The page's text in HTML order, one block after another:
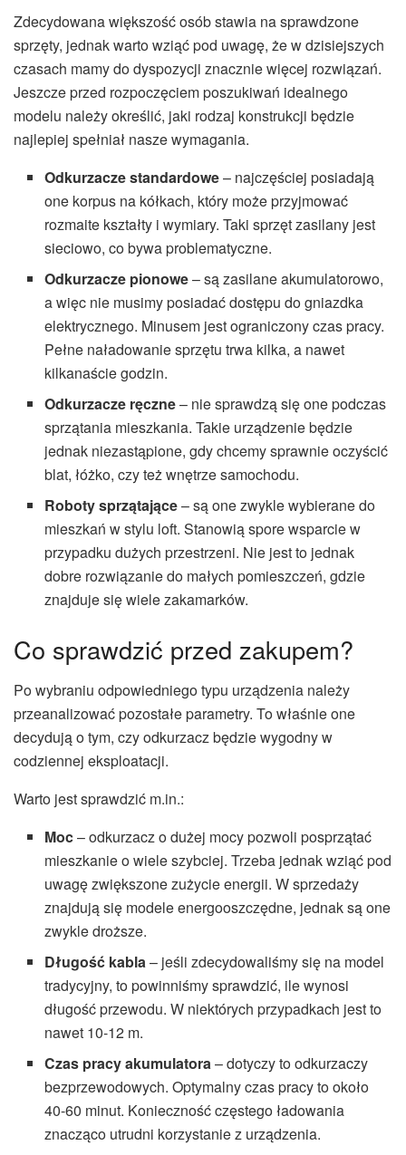
Zdecydowana większość osób stawia na sprawdzone
sprzęty, jednak warto wziąć pod uwagę, że w dzisiejszych
czasach mamy do dyspozycji znacznie więcej rozwiązań.
Jeszcze przed rozpoczęciem poszukiwań idealnego
modelu należy określić, jaki rodzaj konstrukcji będzie
najlepiej spełniał nasze wymagania.
Odkurzacze standardowe– najczęściej posiadają
one korpus na kółkach, który może przyjmować
rozmaite kształty i wymiary. Taki sprzęt zasilany jest
sieciowo, co bywa problematyczne.
Odkurzacze pionowe– są zasilane akumulatorowo,
a więc nie musimy posiadać dostępu do gniazdka
elektrycznego. Minusem jest ograniczony czas pracy.
Pełne naładowanie sprzętu trwa kilka, a nawet
kilkanaście godzin.
Odkurzacze ręczne– nie sprawdzą się one podczas
sprzątania mieszkania. Takie urządzenie będzie
jednak niezastąpione, gdy chcemy sprawnie oczyścić
blat, łóżko, czy też wnętrze samochodu.
Roboty sprzątające– są one zwykle wybierane do
mieszkań w stylu loft. Stanowią spore wsparcie w
przypadku dużych przestrzeni. Nie jest to jednak
dobre rozwiązanie do małych pomieszczeń, gdzie
znajduje się wiele zakamarków.
Co sprawdzić przed zakupem?
Po wybraniu odpowiedniego typu urządzenia należy
przeanalizować pozostałe parametry. To właśnie one
decydują o tym, czy odkurzacz będzie wygodny w
codziennej eksploatacji.
Warto jest sprawdzić m.in.:
Moc– odkurzacz o dużej mocy pozwoli posprzątać
mieszkanie o wiele szybciej. Trzeba jednak wziąć pod
uwagę zwiększone zużycie energii. W sprzedaży
znajdują się modele energooszczędne, jednak są one
zwykle droższe.
Długość kabla– jeśli zdecydowaliśmy się na model
tradycyjny, to powinniśmy sprawdzić, ile wynosi
długość przewodu. W niektórych przypadkach jest to
nawet 10-12 m.
Czas pracy akumulatora– dotyczy to odkurzaczy
bezprzewodowych. Optymalny czas pracy to około
40-60 minut. Konieczność częstego ładowania
znacząco utrudni korzystanie z urządzenia.